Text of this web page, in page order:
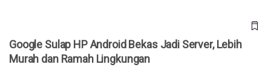
Google Sulap HP Android Bekas Jadi Server, Lebih
Murah dan Ramah Lingkungan